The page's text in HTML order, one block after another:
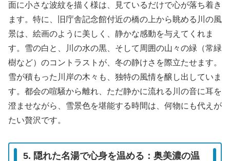
面に小さな波紋を描く様は、見ているだけで心が落ち着き
ます。特に、旧庁舎記念館付近の橋の上から眺める川の風
景は、絵画のように美しく、静かな感動を与えてくれま
す。雪の白と、川の水の黒、そして周囲の山々の緑（常緑
樹など）のコントラストが、冬の静けさを際立たせます。
雪が積もった川岸の木々も、独特の風情を醸し出していま
す。都会の喧騒から離れ、ただ静かに流れる川の音に耳を
澄ませながら、雪景色を堪能する時間は、何物にも代えが
たい贅沢です。
5. 隠れた名湯で心身を温める：奥美濃の温